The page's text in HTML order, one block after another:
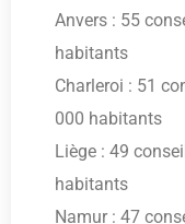
Anvers : 55
habitants
Charleroi : 51
000 habitants
Liège : 49
habitants
Namur : 47